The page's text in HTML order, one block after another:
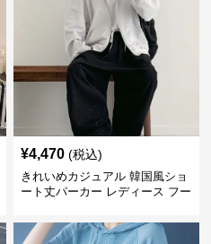
¥4,470 (税込)
きれいめカジュアル 韓国風ショ
ート丈パーカー レディース フー
映え 小柄さん◎